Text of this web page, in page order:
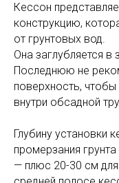
Кессон
конструкцию,
от грунтовых вод.
Она заглубляется
Последнюю не
поверхность,
внутри обсадной
Глубину установки
промерзания
— плюс 20-30 см